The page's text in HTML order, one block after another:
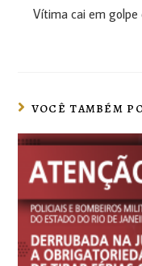
Vítima cai em golpe
VOCÊ TAMBÉM